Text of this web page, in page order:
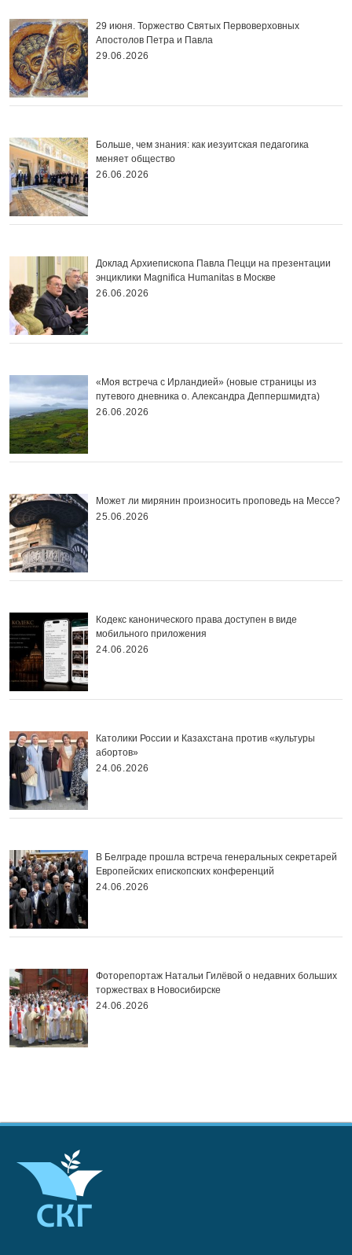
29 июня. Торжество Святых Первоверховных
Апостолов Петра и Павла
29.06.2026
Больше, чем знания: как иезуитская педагогика
меняет общество
26.06.2026
Доклад Архиепископа Павла Пецци на презентации
энциклики Magnifica Нumanitas в Москве
26.06.2026
«Моя встреча с Ирландией» (новые страницы из
путевого дневника о. Александра Деппершмидта)
26.06.2026
Может ли мирянин произносить проповедь на Мессе?
25.06.2026
Кодекс канонического права доступен в виде
мобильного приложения
24.06.2026
Католики России и Казахстана против «культуры
абортов»
24.06.2026
В Белграде прошла встреча генеральных секретарей
Европейских епископских конференций
24.06.2026
Фоторепортаж Натальи Гилёвой о недавних больших
торжествах в Новосибирске
24.06.2026